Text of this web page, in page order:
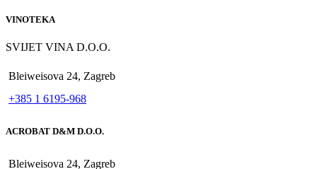
VINOTEKA
SVIJET VINA D.O.O.
Bleiweisova 24, Zagreb
+385 1 6195-968
ACROBAT D&M D.O.O.
Bleiweisova 24, Zagreb